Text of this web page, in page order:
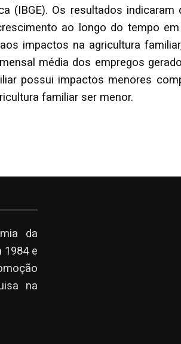
(IBGE). Os resultados
ao longo do tempo
impactos na agricultura
média dos empregos
possui impactos menores
familiar ser menor.
da
1984 e
na